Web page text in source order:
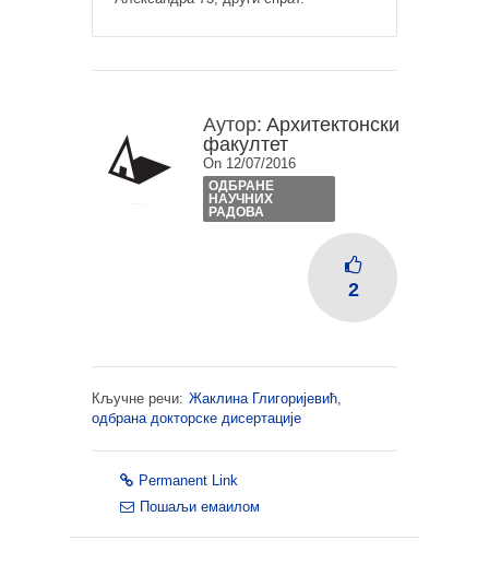
Аутор: Архитектонски
факултет
On 12/07/2016
ОДБРАНЕ
НАУЧНИХ
РАДОВА
2
Кључне речи: Жаклина Глигоријевић,
одбрана докторске дисертације
Permanent Link
Пошаљи емаилом